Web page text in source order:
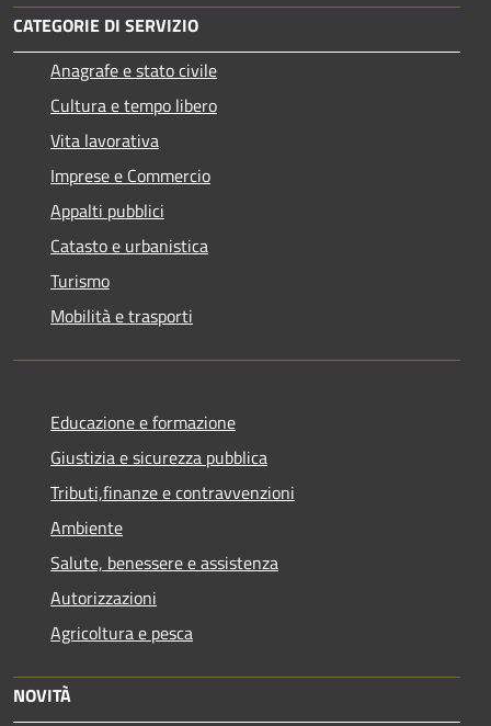
CATEGORIE DI SERVIZIO
Anagrafe e stato civile
Cultura e tempo libero
Vita lavorativa
Imprese e Commercio
Appalti pubblici
Catasto e urbanistica
Turismo
Mobilità e trasporti
Educazione e formazione
Giustizia e sicurezza pubblica
Tributi,finanze e contravvenzioni
Ambiente
Salute, benessere e assistenza
Autorizzazioni
Agricoltura e pesca
NOVITÀ